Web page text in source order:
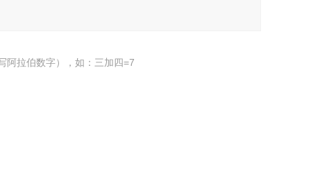
阿拉伯数字），如：三加四=7